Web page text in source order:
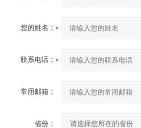
您的姓名：
联系电话：
常用邮箱：
省份：